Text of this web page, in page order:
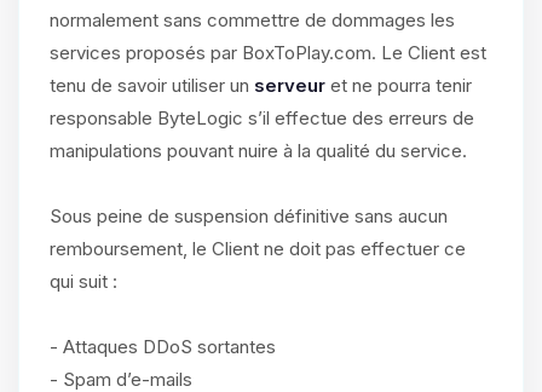
normalement sans commettre de dommages les
services proposés par BoxToPlay.com. Le Client est
tenu de savoir utiliser un serveur et ne pourra tenir
responsable ByteLogic s’il effectue des erreurs de
manipulations pouvant nuire à la qualité du service.
Sous peine de suspension définitive sans aucun
remboursement, le Client ne doit pas effectuer ce
qui suit :
- Attaques DDoS sortantes
- Spam d’e-mails